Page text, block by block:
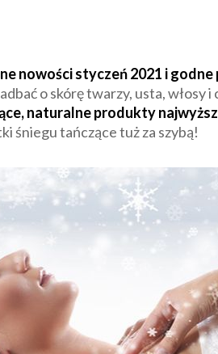
nowości styczeń 2021 i
o skórę twarzy, usta, włosy
naturalne produkty
śniegu tańczące tuż za szybą!